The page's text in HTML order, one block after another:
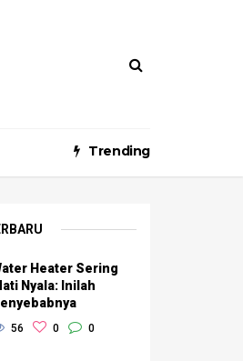
Trending
Heater Sering
Nyala: Inilah
56 0 0